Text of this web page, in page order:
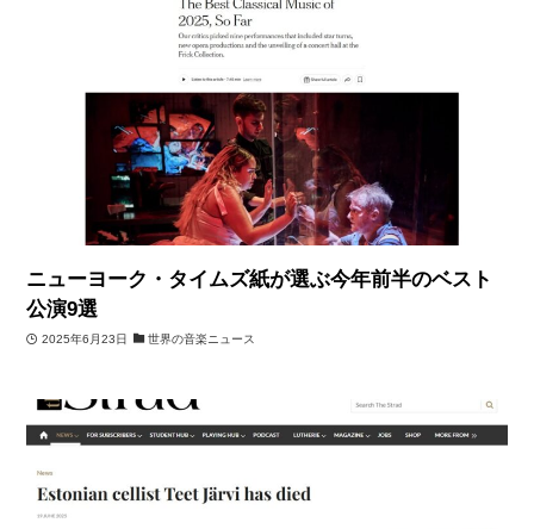
ニューヨーク・タイムズ紙が選ぶ今年前半のベスト
公演9選
2025年6月23日 世界の音楽ニュース